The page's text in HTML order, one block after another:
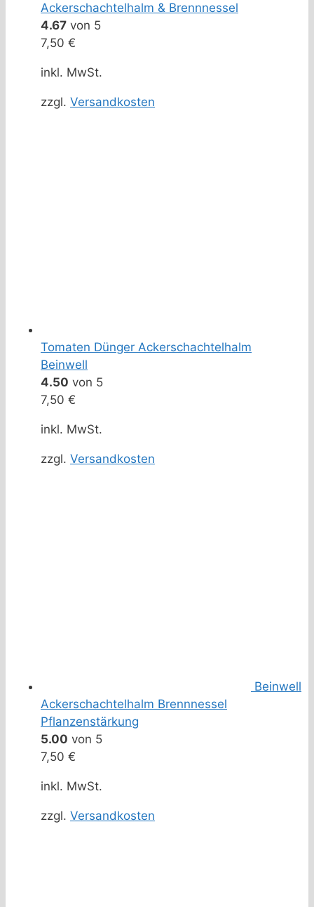
Ackerschachtelhalm & Brennnessel
4.67 von 5
7,50 €
inkl. MwSt.
zzgl. Versandkosten
Tomaten Dünger Ackerschachtelhalm
Beinwell
4.50 von 5
7,50 €
inkl. MwSt.
zzgl. Versandkosten
Beinwell
Ackerschachtelhalm Brennnessel
Pflanzenstärkung
5.00 von 5
7,50 €
inkl. MwSt.
zzgl. Versandkosten